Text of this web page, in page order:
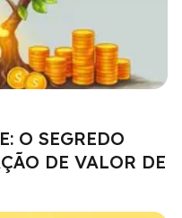
O SEGREDO
DE VALOR DE